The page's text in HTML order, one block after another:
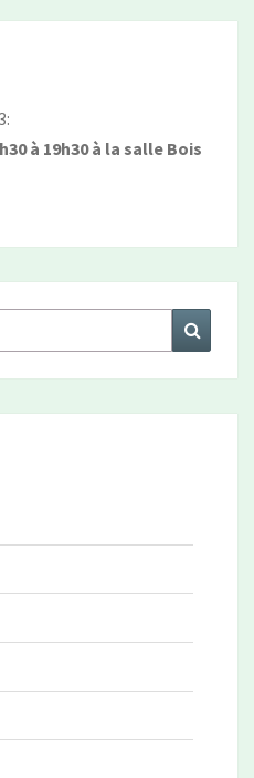
à 19h30 à la salle Bois